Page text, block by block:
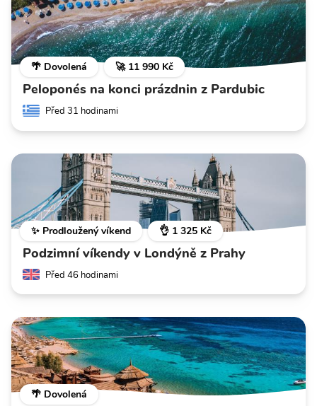
🌴 Dovolená 🚀 11 990 Kč
Peloponés na konci prázdnin z Pardubic
Před 31 hodinami
✨ Prodloužený víkend 👌 1 325 Kč
Podzimní víkendy v Londýně z Prahy
Před 46 hodinami
🌴 Dovolená